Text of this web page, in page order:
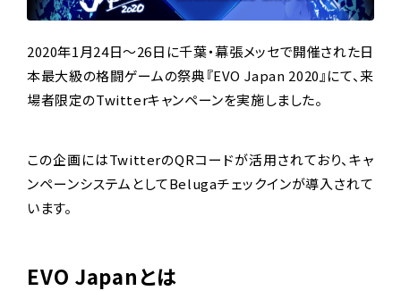
2020年1月24日～26日に千葉・幕張メッセで開催された日
本最大級の格闘ゲームの祭典『EVO Japan 2020』にて、来
場者限定のTwitterキャンペーンを実施しました。
この企画にはTwitterのQRコードが活用されており、キャ
ンペーンシステムとしてBelugaチェックインが導入されて
います。
EVO Japanとは